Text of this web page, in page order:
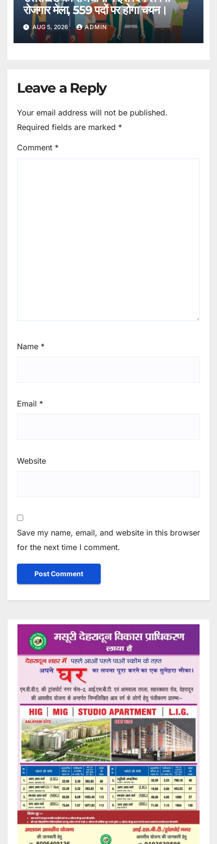
रोजगार मेला, 559 पदों पर होगा चयन।
AUG 5, 2026 ADMIN
Leave a Reply
Your email address will not be published.
Required fields are marked *
Comment *
Name *
Email *
Website
Save my name, email, and website in this browser
for the next time I comment.